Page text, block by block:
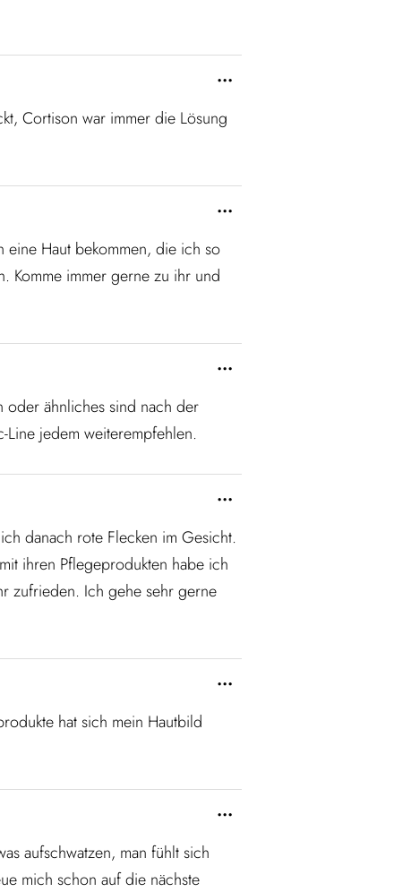
Cortison war immer die Lösung
...
eine Haut bekommen, die ich so
Komme immer gerne zu ihr und
...
oder ähnliches sind nach der
Line jedem weiterempfehlen.
...
danach rote Flecken im Gesicht.
ihren Pflegeprodukten habe ich
zufrieden. Ich gehe sehr gerne
...
hat sich mein Hautbild
...
aufschwatzen, man fühlt sich
mich schon auf die nächste
...